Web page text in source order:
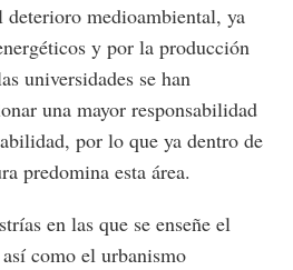
deterioro medioambiental, ya
y por la producción
universidades se han
una mayor responsabilidad
por lo que ya dentro de
predomina esta área.
en las que se enseñe el
como el urbanismo